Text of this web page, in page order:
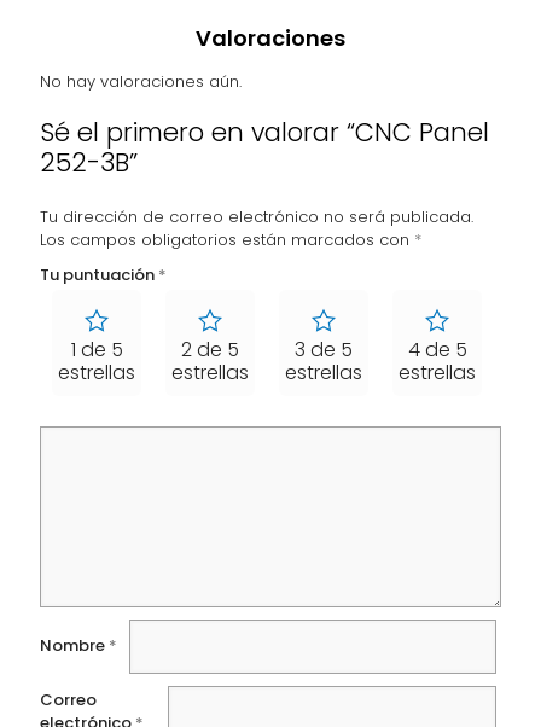
Valoraciones
No hay valoraciones aún.
Sé el primero en valorar “CNC Panel
252-3B”
Tu dirección de correo electrónico no será publicada.
Los campos obligatorios están marcados con *
Tu puntuación *
1 de 5
estrellas
2 de 5
estrellas
3 de 5
estrellas
4 de 5
estrellas
Nombre *
Correo